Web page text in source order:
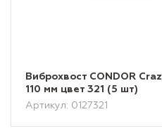
Виброхвост CONDOR
110 мм цвет 321 (5 шт)
Артикул: 0127321